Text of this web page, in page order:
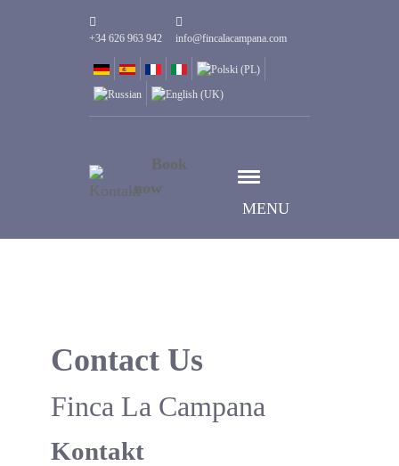
+34 626 963 942 info@fincalacampana.com
MENU
Book
now
Contact Us
Finca La Campana
Kontakt